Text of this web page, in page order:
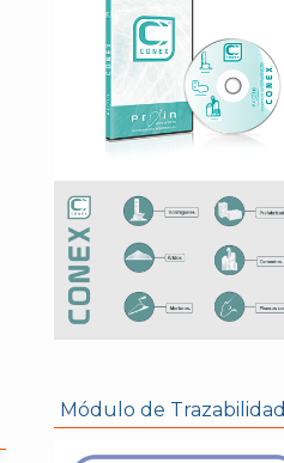
Módulo de Trazabilidad